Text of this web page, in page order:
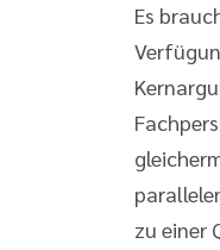
Es
zu einer